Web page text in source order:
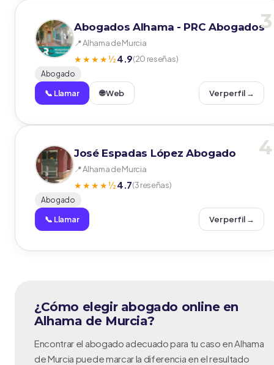
3
Abogados Alhama - PRC Abogados
📍 Alhama de Murcia
★★★★½4.9(20 reseñas)
Abogado
📞 Llamar 🌐 Web Ver perfil →
4
José Espadas López Abogado
📍 Alhama de Murcia
★★★★½4.7(3 reseñas)
Abogado
📞 Llamar Ver perfil →
¿Cómo elegir abogado online en
Alhama de Murcia?
Encontrar el abogado adecuado para tu caso en Alhama
de Murcia puede marcar la diferencia en el resultado